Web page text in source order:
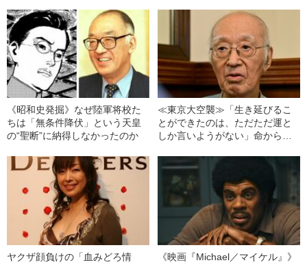
い難い「人種差別意識」
《昭和史発掘》なぜ陸軍将校た
ちは「無条件降伏」という天皇
の“聖断”に納得しなかったのか
≪東京大空襲≫「生き延びるこ
とができたのは、ただただ運と
しか言いようがない」命からが
ヤクザ顔負けの「血みどろ情
《映画『Michael／マイケル』》